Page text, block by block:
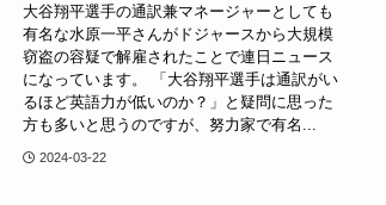
大谷翔平選手の通訳兼マネージャーとしても
有名な水原一平さんがドジャースから大規模
窃盗の容疑で解雇されたことで連日ニュース
になっています。 「大谷翔平選手は通訳がい
るほど英語力が低いのか？」と疑問に思った
方も多いと思うのですが、努力家で有名...
2024-03-22